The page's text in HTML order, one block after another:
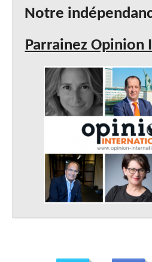
Notre
Parrainez Opinion